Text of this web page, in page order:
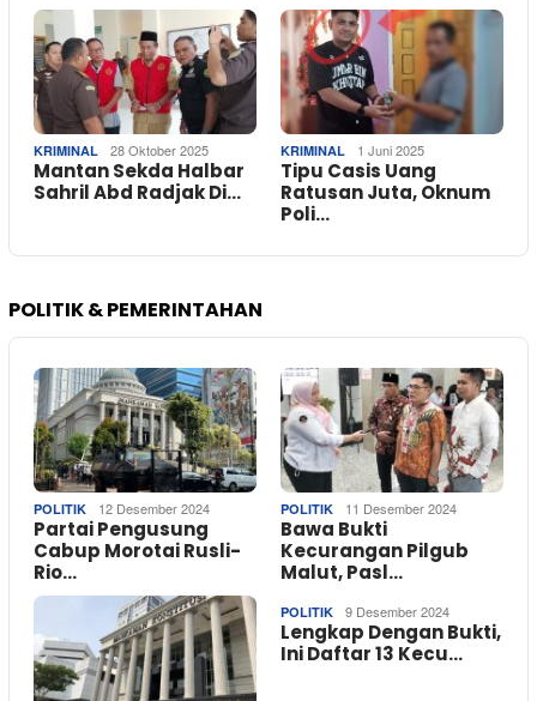
KRIMINAL 28 Oktober 2025
Mantan Sekda Halbar
Sahril Abd Radjak Di…
KRIMINAL 1 Juni 2025
Tipu Casis Uang
Ratusan Juta, Oknum
Poli…
POLITIK & PEMERINTAHAN
POLITIK 12 Desember 2024
Partai Pengusung
Cabup Morotai Rusli-
Rio…
POLITIK 11 Desember 2024
Bawa Bukti
Kecurangan Pilgub
Malut, Pasl…
POLITIK 9 Desember 2024
Lengkap Dengan Bukti,
Ini Daftar 13 Kecu…